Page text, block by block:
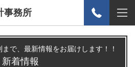
事務所
で、最新情報をお届けします！！
新着情報